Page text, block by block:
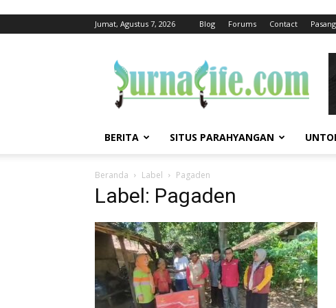
Jumat, Agustus 7, 2026 Blog Forums Contact
BERITA SITUS PARAHYANGAN
Beranda Label Pagaden
Label: Pagaden